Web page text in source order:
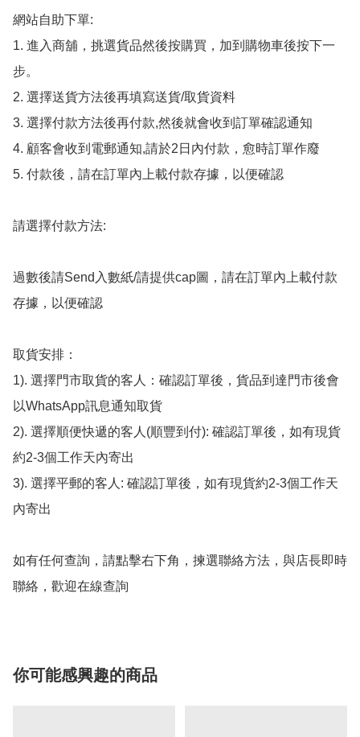
網站自助下單:
1. 進入商舖，挑選貨品然後按購買，加到購物車後按下一
步。
2. 選擇送貨方法後再填寫送貨/取貨資料
3. 選擇付款方法後再付款,然後就會收到訂單確認通知
4. 顧客會收到電郵通知,請於2日內付款，愈時訂單作廢
5. 付款後，請在訂單內上載付款存據，以便確認
請選擇付款方法:
過數後請Send入數紙/請提供cap圖，請在訂單內上載付款
存據，以便確認
取貨安排：
1). 選擇門市取貨的客人：確認訂單後，貨品到達門市後會
以WhatsApp訊息通知取貨
2). 選擇順便快遞的客人(順豐到付): 確認訂單後，如有現貨
約2-3個工作天內寄出
3). 選擇平郵的客人: 確認訂單後，如有現貨約2-3個工作天
內寄出
如有任何查詢，請點擊右下角，揀選聯絡方法，與店長即時
聯絡，歡迎在線查詢
你可能感興趣的商品